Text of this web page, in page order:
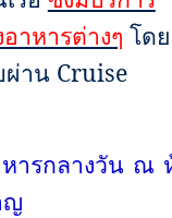
าหารต่างๆ โดย
ผ่าน Cruise
ารกลางวัน ณ
ญ